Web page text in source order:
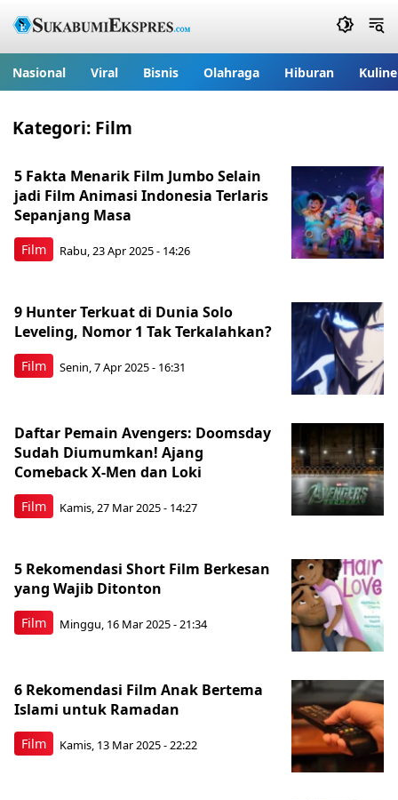
Nasional Viral Bisnis Olahraga Hiburan
Kategori: Film
Film
5 Fakta Menarik Film Jumbo Selain
jadi Film Animasi Indonesia Terlaris
Sepanjang Masa
Rabu, 23 Apr 2025 - 14:26
Film
9 Hunter Terkuat di Dunia Solo
Leveling, Nomor 1 Tak Terkalahkan?
Senin, 7 Apr 2025 - 16:31
Film
Daftar Pemain Avengers: Doomsday
Sudah Diumumkan! Ajang
Comeback X-Men dan Loki
Kamis, 27 Mar 2025 - 14:27
Film
5 Rekomendasi Short Film Berkesan
yang Wajib Ditonton
Minggu, 16 Mar 2025 - 21:34
Film
6 Rekomendasi Film Anak Bertema
Islami untuk Ramadan
Kamis, 13 Mar 2025 - 22:22